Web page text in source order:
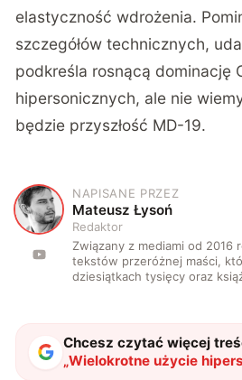
elastyczność wdrożenia.
szczegółów technicznych,
podkreśla rosnącą dominację
hipersonicznych, ale nie
będzie przyszłość MD-19.
M
NAPISANE PRZEZ
Mateusz Łysoń
Redaktor
Związany z mediami od 2016
tekstów przeróżnej maści,
dziesiątkach tysięcy oraz
Chcesz czytać więcej
„Wielokrotne użycie